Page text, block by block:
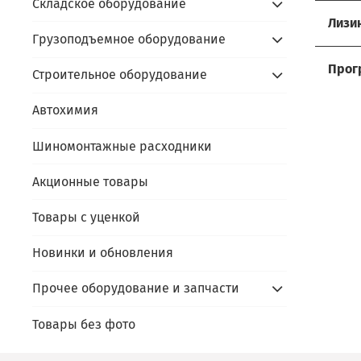
Мы
Складское оборудование
Грузоподъемное оборудование
Строительное оборудование
Автохимия
Шиномонтажные расходники
Акционные товары
Товары с уценкой
Новинки и обновления
Прочее оборудование и запчасти
Товары без фото